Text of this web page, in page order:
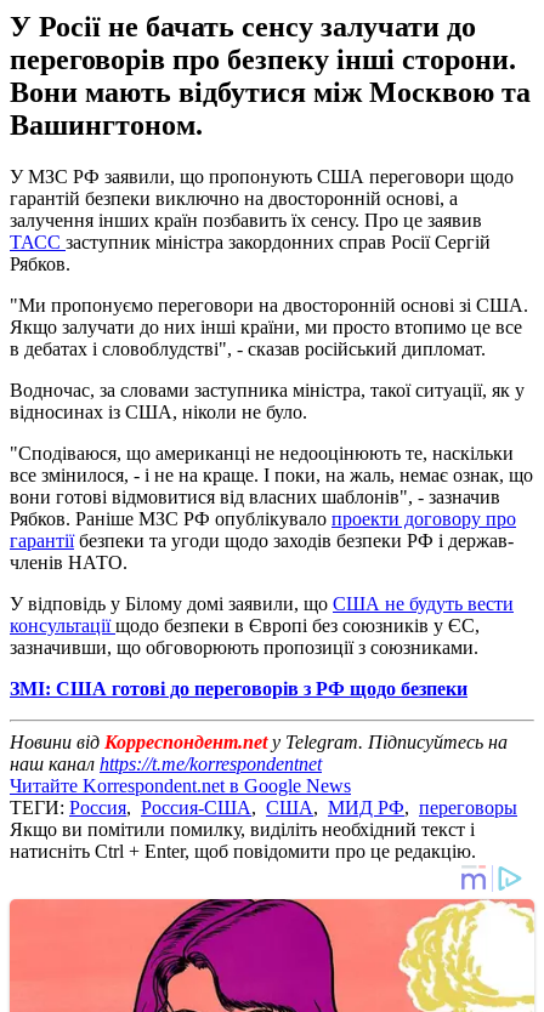
У Росії не бачать сенсу залучати до
переговорів про безпеку інші сторони.
Вони мають відбутися між Москвою та
Вашингтоном.
У МЗС РФ заявили, що пропонують США переговори щодо
гарантій безпеки виключно на двосторонній основі, а
залучення інших країн позбавить їх сенсу. Про це заявив
ТАСС заступник міністра закордонних справ Росії Сергій
Рябков.
"Ми пропонуємо переговори на двосторонній основі зі США.
Якщо залучати до них інші країни, ми просто втопимо це все
в дебатах і словоблудстві", - сказав російський дипломат.
Водночас, за словами заступника міністра, такої ситуації, як у
відносинах із США, ніколи не було.
"Сподіваюся, що американці не недооцінюють те, наскільки
все змінилося, - і не на краще. І поки, на жаль, немає ознак, що
вони готові відмовитися від власних шаблонів", - зазначив
Рябков. Раніше МЗС РФ опублікувало проекти договору про
гарантіїбезпеки та угоди щодо заходів безпеки РФ і держав-
членів НАТО.
У відповідь у Білому домі заявили, що США не будуть вести
консультаціїщодо безпеки в Європі без союзників у ЄС,
зазначивши, що обговорюють пропозиції з союзниками.
ЗМІ: США готові до переговорів з РФ щодо безпеки
Новини від Корреспондент.netу Telegram. Підписуйтесь на
наш канал https://t.me/korrespondentnet
Читайте Korrespondent.net в Google News
ТЕГИ: Россия, Россия-США, США, МИД РФ, переговоры
Якщо ви помітили помилку, виділіть необхідний текст і
натисніть Ctrl + Enter, щоб повідомити про це редакцію.